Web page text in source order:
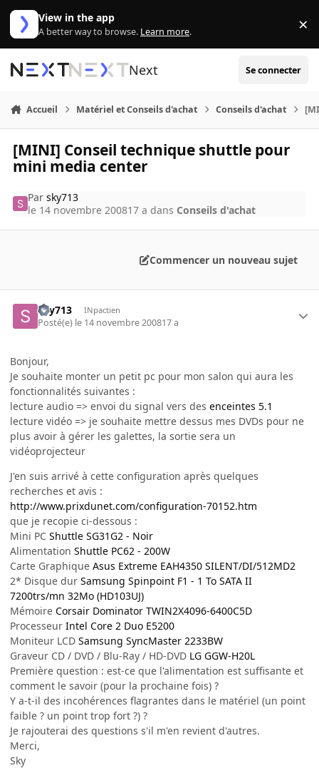
Aller au contenu
View in the app
A better way to browse. Learn more. ×
Next Se connecter
Accueil Matériel et Conseils d'achat Conseils d'achat
[MINI] Conseil technique shuttle pour
mini media center
Parsky713
le 14 novembre 200817 a dans Conseils d'achat
Commencer un nouveau sujet
sky713 INpactien
Posté(e) le 14 novembre 200817 a
Bonjour,
Je souhaite monter un petit pc pour mon salon qui aura les
fonctionnalités suivantes :
lecture audio => envoi du signal vers des enceintes 5.1
lecture vidéo => je souhaite mettre dessus mes DVDs pour ne
plus avoir à gérer les galettes, la sortie sera un
vidéoprojecteur
J'en suis arrivé à cette configuration après quelques
recherches et avis :
http://www.prixdunet.com/configuration-70152.htm
que je recopie ci-dessous :
Mini PC Shuttle SG31G2 - Noir
Alimentation Shuttle PC62 - 200W
Carte Graphique Asus Extreme EAH4350 SILENT/DI/512MD2
2* Disque dur Samsung Spinpoint F1 - 1 To SATA II
7200trs/mn 32Mo (HD103UJ)
Mémoire Corsair Dominator TWIN2X4096-6400C5D
Processeur Intel Core 2 Duo E5200
Moniteur LCD Samsung SyncMaster 2233BW
Graveur CD / DVD / Blu-Ray / HD-DVD LG GGW-H20L
Première question : est-ce que l'alimentation est suffisante et
comment le savoir (pour la prochaine fois) ?
Y a-t-il des incohérences flagrantes dans le matériel (un point
faible ? un point trop fort ?) ?
Je rajouterai des questions s'il m'en revient d'autres.
Merci,
Sky